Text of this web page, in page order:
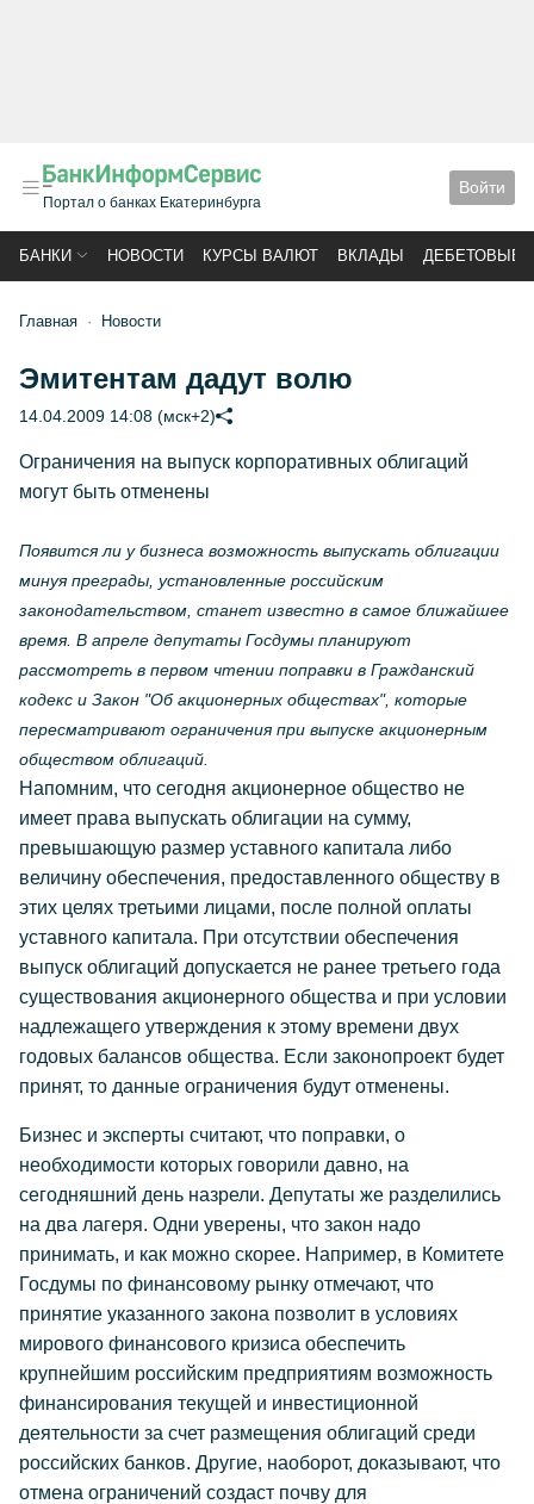
Портал о банках Екатеринбурга
Войти
БАНКИ НОВОСТИ КУРСЫ ВАЛЮТ ВКЛАДЫ ДЕБЕТОВЫЕ
Главная Новости
Эмитентам дадут волю
14.04.2009 14:08 (мск+2)
Ограничения на выпуск корпоративных облигаций
могут быть отменены
Появится ли у бизнеса возможность выпускать облигации
минуя преграды, установленные российским
законодательством, станет известно в самое ближайшее
время. В апреле депутаты Госдумы планируют
рассмотреть в первом чтении поправки в Гражданский
кодекс и Закон "Об акционерных обществах", которые
пересматривают ограничения при выпуске акционерным
обществом облигаций.
Напомним, что сегодня акционерное общество не
имеет права выпускать облигации на сумму,
превышающую размер уставного капитала либо
величину обеспечения, предоставленного обществу в
этих целях третьими лицами, после полной оплаты
уставного капитала. При отсутствии обеспечения
выпуск облигаций допускается не ранее третьего года
существования акционерного общества и при условии
надлежащего утверждения к этому времени двух
годовых балансов общества. Если законопроект будет
принят, то данные ограничения будут отменены.
Бизнес и эксперты считают, что поправки, о
необходимости которых говорили давно, на
сегодняшний день назрели. Депутаты же разделились
на два лагеря. Одни уверены, что закон надо
принимать, и как можно скорее. Например, в Комитете
Госдумы по финансовому рынку отмечают, что
принятие указанного закона позволит в условиях
мирового финансового кризиса обеспечить
крупнейшим российским предприятиям возможность
финансирования текущей и инвестиционной
деятельности за счет размещения облигаций среди
российских банков. Другие, наоборот, доказывают, что
отмена ограничений создаст почву для